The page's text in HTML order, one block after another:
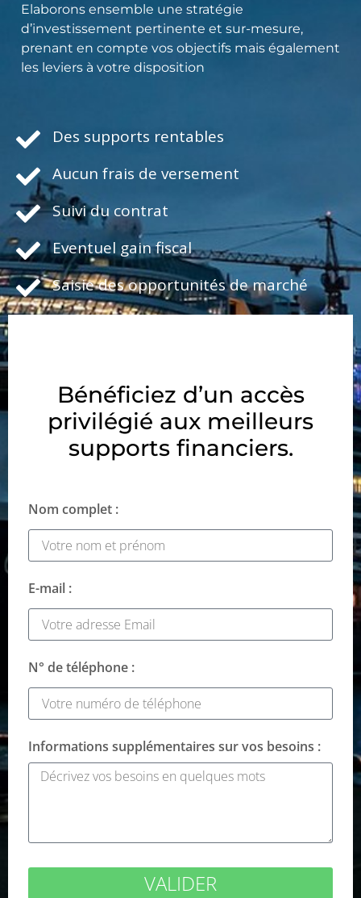
Elaborons ensemble une stratégie
d’investissement pertinente et sur-mesure,
prenant en compte vos objectifs mais également
les leviers à votre disposition
Des supports rentables
Aucun frais de versement
Suivi du contrat
Eventuel gain fiscal
Saisie des opportunités de marché
Bénéficiez d’un accès
privilégié aux meilleurs
supports financiers.
Nom complet :
E-mail :
N° de téléphone :
Informations supplémentaires sur vos besoins :
VALIDER